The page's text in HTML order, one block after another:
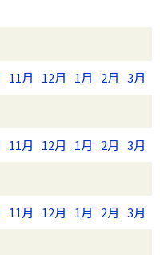
11月 12月 1月 2月 3月
11月 12月 1月 2月 3月
11月 12月 1月 2月 3月